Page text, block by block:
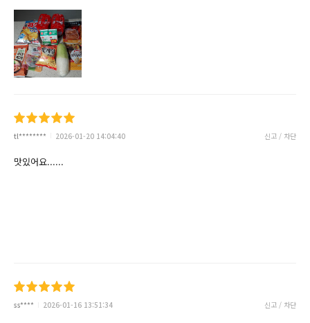
tl******** 2026-01-20 14:04:40 신고 / 차단
맛있어요......
ss**** 2026-01-16 13:51:34 신고 / 차단